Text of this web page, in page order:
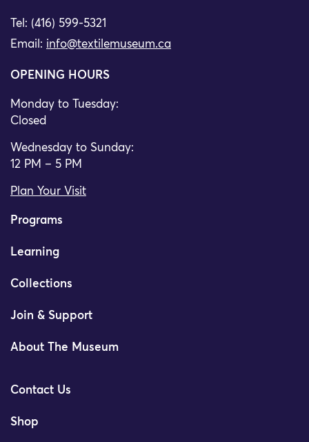
Tel: (416) 599-5321
Email: info@textilemuseum.ca
OPENING HOURS
Monday to Tuesday:
Closed
Wednesday to Sunday:
12 PM – 5 PM
Plan Your Visit
Programs
Learning
Collections
Join & Support
About The Museum
Contact Us
Shop